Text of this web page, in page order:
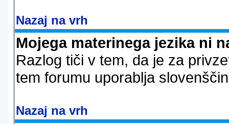
Nazaj na vrh
Mojega materinega jezika ni
Razlog tiči v tem, da je za
tem forumu uporablja
Nazaj na vrh